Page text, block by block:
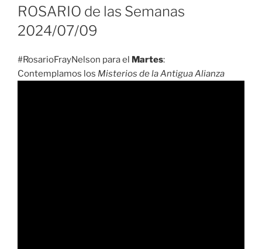
EL
ROSARIO de las Semanas
2024/07/09
#RosarioFrayNelson para el Martes:
Contemplamos los Misterios de la Antigua Alianza